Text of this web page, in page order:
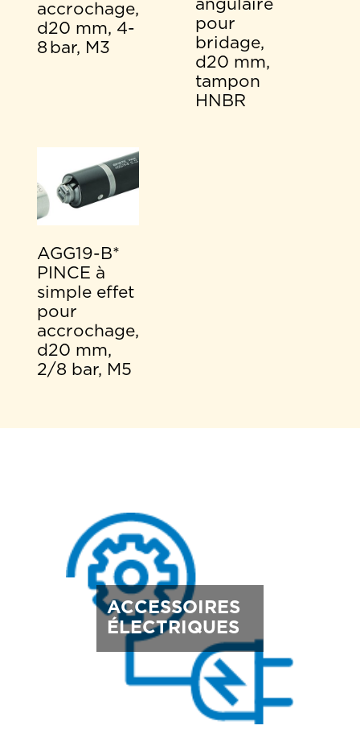
accrochage,
d20 mm, 4-
8 bar, M3
angulaire
pour
bridage,
d20 mm,
tampon
HNBR
AGG19-B*
PINCE à
simple effet
pour
accrochage,
d20 mm,
2/8 bar, M5
ACCESSOIRES
ÉLECTRIQUES